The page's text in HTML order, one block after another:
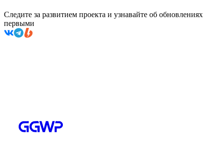
Следите за развитием проекта и узнавайте об обновлениях
первыми